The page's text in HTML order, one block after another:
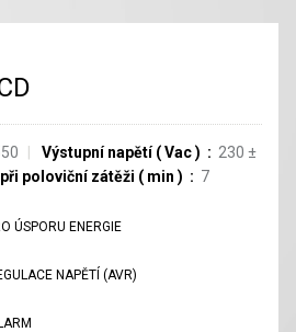
Výstupní napětí(Vac) 230 ±
poloviční zátěži ( min ) 7
ÚSPORU ENERGIE
NAPĚTÍ (AVR)